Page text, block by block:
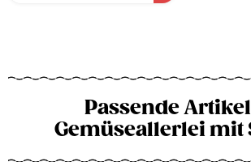
Passende
Gemüseallerlei mit